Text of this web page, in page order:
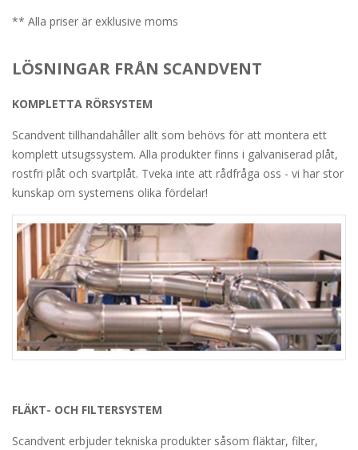
** Alla priser är exklusive moms
LÖSNINGAR FRÅN SCANDVENT
KOMPLETTA RÖRSYSTEM
Scandvent tillhandahåller allt som behövs för att montera ett
komplett utsugssystem. Alla produkter finns i galvaniserad plåt,
rostfri plåt och svartplåt. Tveka inte att rådfråga oss - vi har stor
kunskap om systemens olika fördelar!
FLÄKT- OCH FILTERSYSTEM
Scandvent erbjuder tekniska produkter såsom fläktar, filter,